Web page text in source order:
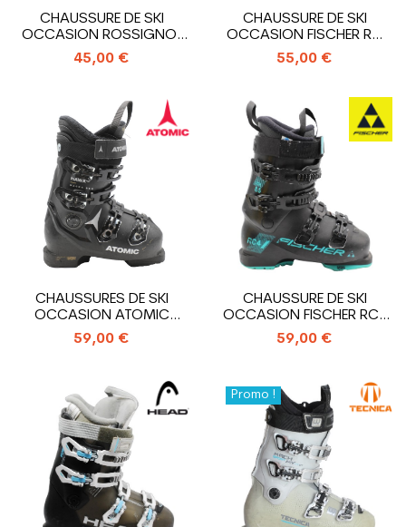
CHAUSSURE DE SKI
OCCASION ROSSIGNOL
KELIA
45,00 €
CHAUSSURE DE SKI
OCCASION FISCHER RC
ONE 85 XTR HV
55,00 €
CHAUSSURES DE SKI
OCCASION ATOMIC
HAWX MAGNA 85 X
59,00 €
CHAUSSURE DE SKI
OCCASION FISCHER RC4
85 XTR HV
59,00 €
Promo !